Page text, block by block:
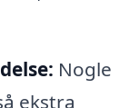
Nogle
ekstra